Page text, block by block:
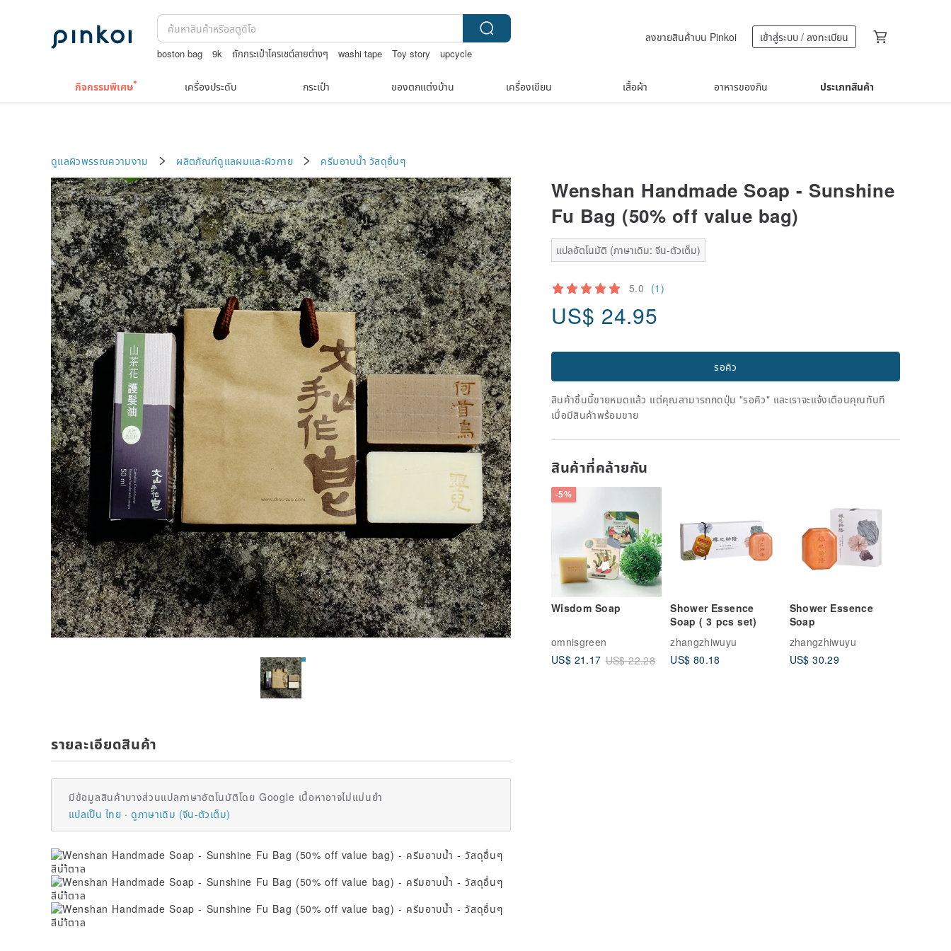
boston bag 9k ถักกระเป๋าโครเชต์ลายต่างๆ washi tape Toy story
upcycle
ลงขายสินค้าบน Pinkoi เข้าสู่ระบบ / ลงทะเบียน
กิจกรรมพิเศษ เครื่องประดับ กระเป๋า ของตกแต่งบ้าน เครื่องเขียน เสื้อผ้า อาหารของกิน ประเภทสินค้า
ดูแลผิวพรรณความงาม ผลิตภัณฑ์ดูแลผมและผิวกาย ครีมอาบน้ำ วัสดุอื่นๆ
Wenshan Handmade Soap - Sunshine
Fu Bag (50% off value bag)
แปลอัตโนมัติ (ภาษาเดิม: จีน-ตัวเต็ม)
5.0 (1)
US$ 24.95
รอคิว
สินค้าชิ้นนี้ขายหมดแล้ว แต่คุณสามารถกดปุ่ม "รอคิว" และเราจะแจ้งเตือนคุณทันที
เมื่อมีสินค้าพร้อมขาย
สินค้าที่คล้ายกัน
-5%
Wisdom Soap
omnisgreen
US$ 21.17 US$ 22.28
Shower Essence
Soap ( 3 pcs set)
zhangzhiwuyu
US$ 80.18
Shower Essence
Soap
zhangzhiwuyu
US$ 30.29
รายละเอียดสินค้า
มีข้อมูลสินค้าบางส่วนแปลภาษาอัตโนมัติโดย Google เนื้อหาอาจไม่แม่นยำ
แปลเป็น ไทย
ดูภาษาเดิม (จีน-ตัวเต็ม)